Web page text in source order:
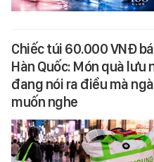
Chiếc túi 60.000 VNĐ
Hàn Quốc: Món quà
đang nói ra điều mà
muốn nghe